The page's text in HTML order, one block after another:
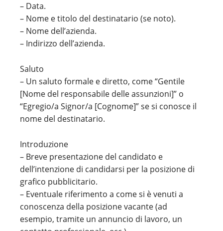
– Data.
– Nome e titolo del destinatario (se noto).
– Nome dell’azienda.
– Indirizzo dell’azienda.
Saluto
– Un saluto formale e diretto, come “Gentile
[Nome del responsabile delle assunzioni]” o
“Egregio/a Signor/a [Cognome]” se si conosce il
nome del destinatario.
Introduzione
– Breve presentazione del candidato e
dell’intenzione di candidarsi per la posizione di
grafico pubblicitario.
– Eventuale riferimento a come si è venuti a
conoscenza della posizione vacante (ad
esempio, tramite un annuncio di lavoro, un